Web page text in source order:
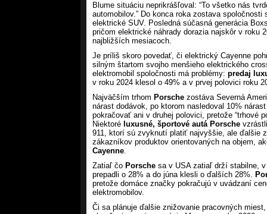
Blume situáciu neprikrášľoval: “To všetko nás
automobilov.” Do konca roka zostava
elektrické SUV. Posledná súčasná generácia
pričom elektrické náhrady dorazia najskôr v roku
najbližších mesiacoch.
Je príliš skoro povedať, či elektrický Cayenne
silným štartom svojho menšieho elektrického
elektromobil spoločnosti má problémy: predaj
v roku 2024 klesol o 49% a v prvej polovici roku
Najväčším trhom Porsche zostáva Severná
nárast dodávok, po ktorom nasledoval 10%
pokračovať ani v druhej polovici, pretože “trhové
Niektoré luxusné, športové autá Porsche
911, ktorí sú zvyknutí platiť najvyššie, ale ďalšie
zákazníkov produktov orientovaných na objem,
Cayenne.
Zatiaľ čo Porsche sa v USA zatiaľ drží stabilne,
prepadli o 28% a do júna klesli o ďalších 28%.
pretože domáce značky pokračujú v uvádzaní
elektromobilov.
Či sa plánuje ďalšie znižovanie pracovných